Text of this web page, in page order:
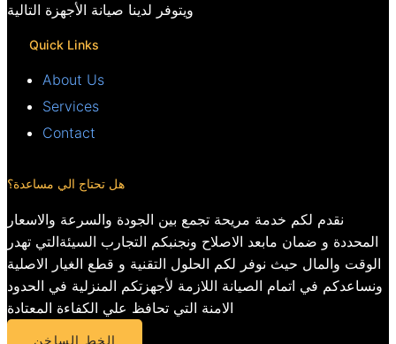
ويتوفر لدينا صيانة الأجهزة التالية
Quick Links
About Us
Services
Contact
هل تحتاج الي مساعدة؟
نقدم لكم خدمة مريحة تجمع بين الجودة والسرعة والاسعار
المحددة و ضمان مابعد الاصلاح ونجنبكم التجارب السيئةالتي تهدر
الوقت والمال حيث نوفر لكم الحلول التقنية و قطع الغيار الاصلية
ونساعدكم في اتمام الصيانة اللازمة لأجهزتكم المنزلية في الحدود
الامنة التي تحافظ علي الكفاءة المعتادة
الخط الساخن